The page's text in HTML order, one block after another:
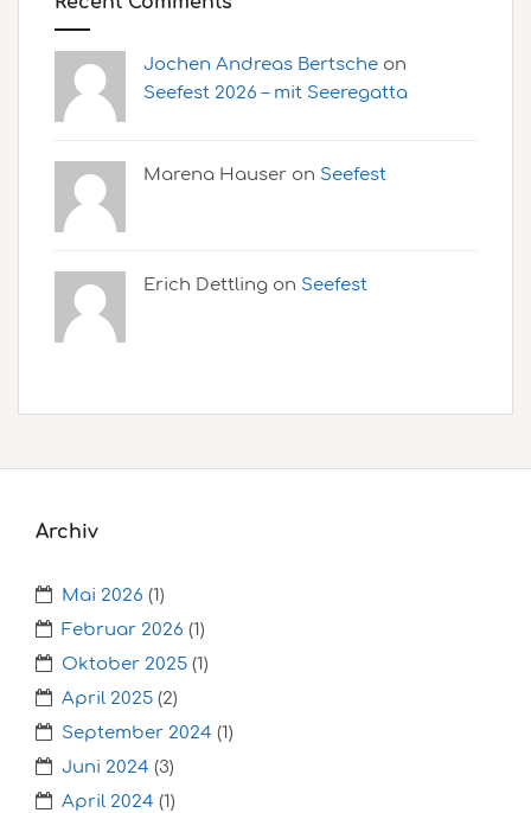
Jochen Andreas Bertsche on
Seefest 2026 – mit Seeregatta
Marena Hauser on Seefest
Erich Dettling on Seefest
Archiv
Mai 2026 (1)
Februar 2026 (1)
Oktober 2025 (1)
April 2025 (2)
September 2024 (1)
Juni 2024 (3)
April 2024 (1)